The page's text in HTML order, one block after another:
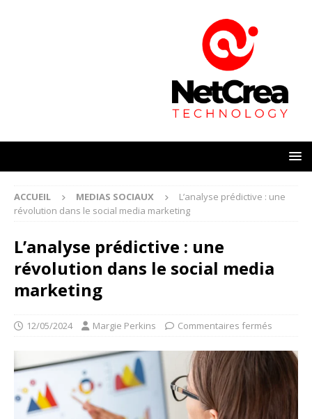
ACCUEIL MEDIAS SOCIAUX
L’analyse prédictive : une
révolution dans le social media marketing
L’analyse prédictive : une
révolution dans le social media
marketing
12/05/2024 Margie Perkins Commentaires fermés